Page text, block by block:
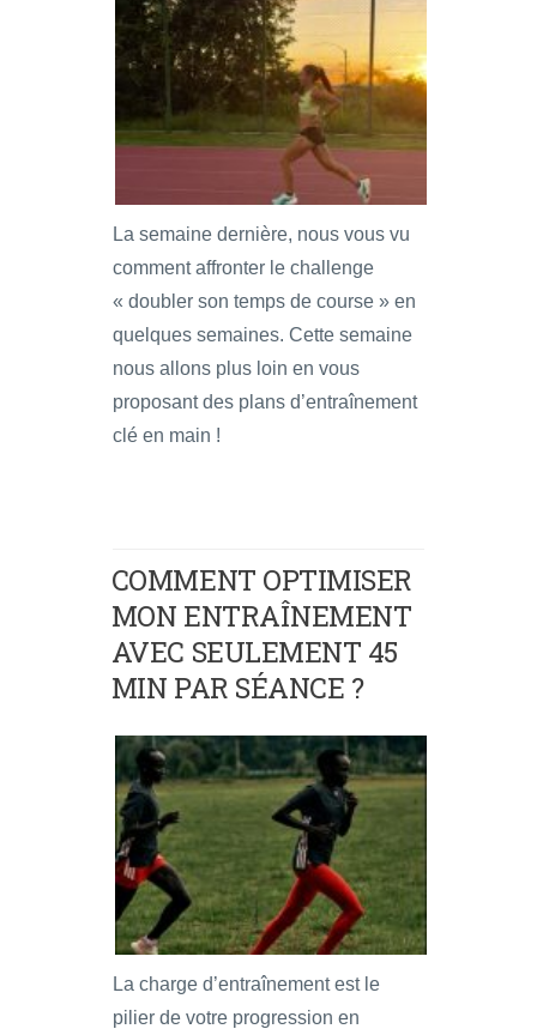
La semaine dernière, nous vous vu
comment affronter le challenge
« doubler son temps de course » en
quelques semaines. Cette semaine
nous allons plus loin en vous
proposant des plans d’entraînement
clé en main !
COMMENT OPTIMISER
MON ENTRAÎNEMENT
AVEC SEULEMENT 45
MIN PAR SÉANCE ?
La charge d’entraînement est le
pilier de votre progression en